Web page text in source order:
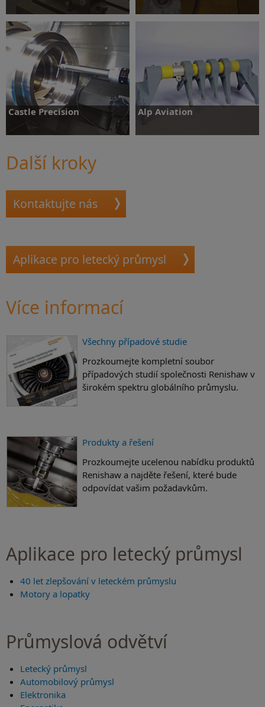
Více informací Více informací
Castle Precision
Více informací
Alp Aviation
Další kroky
Kontaktujte nás
Aplikace pro letecký průmysl
Více informací
Všechny případové studie
Prozkoumejte kompletní soubor
případových studií společnosti Renishaw v
širokém spektru globálního průmyslu.
Produkty a řešení
Prozkoumejte ucelenou nabídku produktů
Renishaw a najděte řešení, které bude
odpovídat vašim požadavkům.
Aplikace pro letecký průmysl
40 let zlepšování v leteckém průmyslu
Motory a lopatky
Průmyslová odvětví
Letecký průmysl
Automobilový průmysl
Elektronika